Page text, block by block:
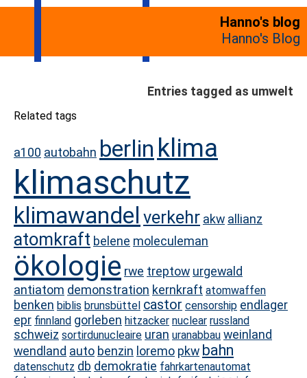
Hanno's blog
Hanno's Blog
Entries tagged as umwelt
Related tags
a100 autobahn berlin klima
klimaschutz
klimawandel verkehr akw allianz
atomkraft belene moleculeman
ökologie rwe treptow urgewald
antiatom demonstration kernkraft atomwaffen
benken biblis brunsbüttel castor censorship endlager
epr finnland gorleben hitzacker nuclear russland
schweiz sortirdunucleaire uran uranabbau weinland
wendland auto benzin loremo pkw bahn
datenschutz db demokratie fahrkartenautomat